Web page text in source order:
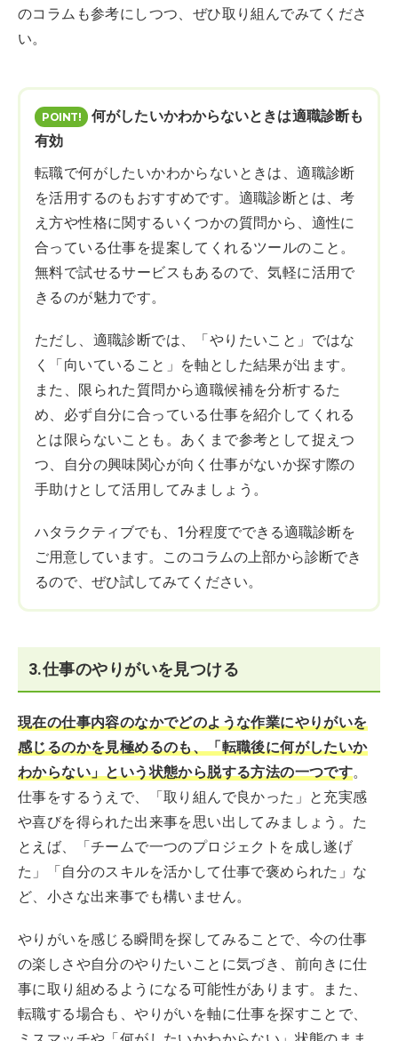
のコラムも参考にしつつ、ぜひ取り組んでみてくださ
い。
何がしたいかわからないときは適職診断も
有効
転職で何がしたいかわからないときは、適職診断
を活用するのもおすすめです。適職診断とは、考
え方や性格に関するいくつかの質問から、適性に
合っている仕事を提案してくれるツールのこと。
無料で試せるサービスもあるので、気軽に活用で
きるのが魅力です。
ただし、適職診断では、「やりたいこと」ではな
く「向いていること」を軸とした結果が出ます。
また、限られた質問から適職候補を分析するた
め、必ず自分に合っている仕事を紹介してくれる
とは限らないことも。あくまで参考として捉えつ
つ、自分の興味関心が向く仕事がないか探す際の
手助けとして活用してみましょう。
ハタラクティブでも、1分程度でできる適職診断を
ご用意しています。このコラムの上部から診断でき
るので、ぜひ試してみてください。
3.仕事のやりがいを見つける
現在の仕事内容のなかでどのような作業にやりがいを
感じるのかを見極めるのも、「転職後に何がしたいか
わからない」という状態から脱する方法の一つです。
仕事をするうえで、「取り組んで良かった」と充実感
や喜びを得られた出来事を思い出してみましょう。た
とえば、「チームで一つのプロジェクトを成し遂げ
た」「自分のスキルを活かして仕事で褒められた」な
ど、小さな出来事でも構いません。
やりがいを感じる瞬間を探してみることで、今の仕事
の楽しさや自分のやりたいことに気づき、前向きに仕
事に取り組めるようになる可能性があります。また、
転職する場合も、やりがいを軸に仕事を探すことで、